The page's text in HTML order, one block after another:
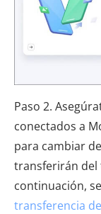
Paso 2.
conectados a
para cambiar
transferirán del
continuación,
transferencia